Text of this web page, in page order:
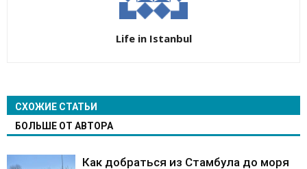
Life in Istanbul
СХОЖИЕ СТАТЬИ
БОЛЬШЕ ОТ АВТОРА
Как добраться из Стамбула до моря